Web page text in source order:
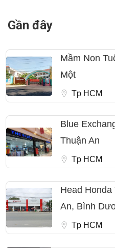
Gần đây
Mầm Non
Một
Tp HCM
Blue
Thuận An
Tp HCM
Head Honda
An, Bình
Tp HCM